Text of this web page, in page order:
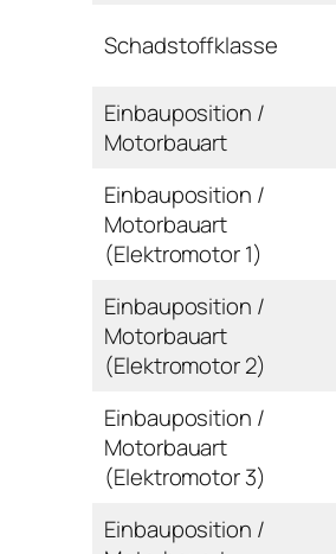
Schadstoffklasse
Einbauposition /
Motorbauart
Einbauposition /
Motorbauart
(Elektromotor 1)
Einbauposition /
Motorbauart
(Elektromotor 2)
Einbauposition /
Motorbauart
(Elektromotor 3)
Einbauposition /